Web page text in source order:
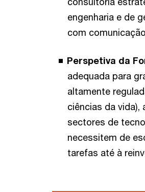
engenharia e de
com
Perspetiva da
adequada para
altamente
ciências da
sectores de
necessitem de
tarefas até à